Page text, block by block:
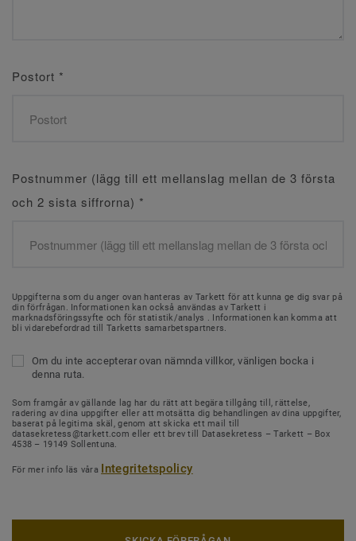
Postort *
Postnummer (lägg till ett mellanslag mellan de 3 första
och 2 sista siffrorna) *
Uppgifterna som du anger ovan hanteras av Tarkett för att kunna ge dig svar på
din förfrågan. Informationen kan också användas av Tarkett i
marknadsföringssyfte och för statistik/analys . Informationen kan komma att
bli vidarebefordrad till Tarketts samarbetspartners.
Om du inte accepterar ovan nämnda villkor, vänligen bocka i
denna ruta.
Som framgår av gällande lag har du rätt att begära tillgång till, rättelse,
radering av dina uppgifter eller att motsätta dig behandlingen av dina uppgifter,
baserat på legitima skäl, genom att skicka ett mail till
datasekretess@tarkett.com eller ett brev till Datasekretess – Tarkett – Box
4538 – 19149 Sollentuna.
För mer info läs våra Integritetspolicy